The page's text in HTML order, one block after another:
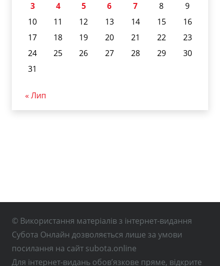
3
4 5 6 7 8
9
10
11 12 13 14 15
16
17
18 19 20 21 22
23
24
25 26 27 28 29
30
31
« Лип
© Використання матеріалів з інтернет-видання
Субота Онлайн дозволяється лише за умови
посилання на сайт subota.online
Для інтернет-видань обов’язкове пряме, відкрите